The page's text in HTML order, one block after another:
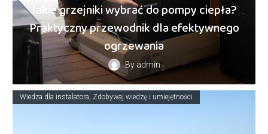
Jakie grzejniki wybrać do pompy ciepła?
Praktyczny przewodnik dla efektywnego
ogrzewania
By admin
Wiedza dla instalatora Zdobywaj wiedzę i umiejętności